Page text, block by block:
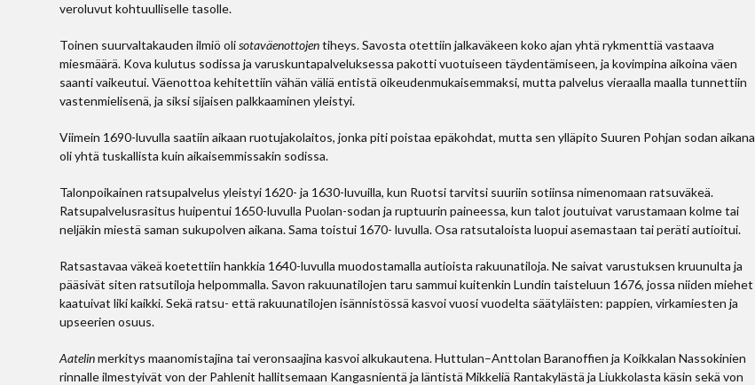
veroluvut kohtuulliselle tasolle.
Toinen suurvaltakauden ilmiö olisotaväenottojentiheys. Savosta otettiin jalkaväkeen koko ajan yhtä rykmenttiä vastaava
miesmäärä. Kova kulutus sodissa ja varuskuntapalveluksessa pakotti vuotuiseen täydentämiseen, ja kovimpina aikoina väen
saanti vaikeutui. Väenottoa kehitettiin vähän väliä entistä oikeudenmukaisemmaksi, mutta palvelus vieraalla maalla tunnettiin
vastenmielisenä, ja siksi sijaisen palkkaaminen yleistyi.
Viimein 1690-luvulla saatiin aikaan ruotujakolaitos, jonka piti poistaa epäkohdat, mutta sen ylläpito Suuren Pohjan sodan aikana
oli yhtä tuskallista kuin aikaisemmissakin sodissa.
Talonpoikainen ratsupalvelus yleistyi 1620- ja 1630-luvuilla, kun Ruotsi tarvitsi suuriin sotiinsa nimenomaan ratsuväkeä.
Ratsupalvelusrasitus huipentui 1650-luvulla Puolan-sodan ja ruptuurin paineessa, kun talot joutuivat varustamaan kolme tai
neljäkin miestä saman sukupolven aikana. Sama toistui 1670- luvulla. Osa ratsutaloista luopui asemastaan tai peräti autioitui.
Ratsastavaa väkeä koetettiin hankkia 1640-luvulla muodostamalla autioista rakuunatiloja. Ne saivat varustuksen kruunulta ja
pääsivät siten ratsutiloja helpommalla. Savon rakuunatilojen taru sammui kuitenkin Lundin taisteluun 1676, jossa niiden miehet
kaatuivat liki kaikki. Sekä ratsu- että rakuunatilojen isännistössä kasvoi vuosi vuodelta säätyläisten: pappien, virkamiesten ja
upseerien osuus.
Aatelinmerkitys maanomistajina tai veronsaajina kasvoi alkukautena. Huttulan–Anttolan Baranoffien ja Koikkalan Nassokinien
rinnalle ilmestyivät von der Pahlenit hallitsemaan Kangasnientä ja läntistä Mikkeliä Rantakylästä ja Liukkolasta käsin sekä von